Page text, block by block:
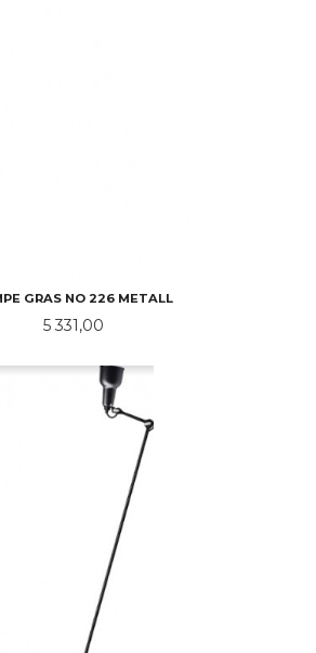
GRAS NO 226 METALL
Pris
5 331,00